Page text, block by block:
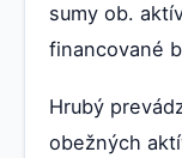
sumy ob.
financované
Hrubý
obežných